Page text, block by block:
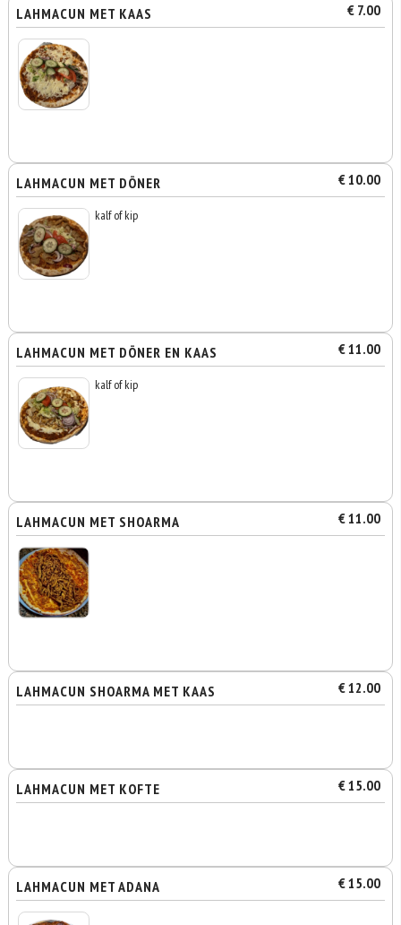
LAHMACUN MET KAAS € 7.00
LAHMACUN MET DÖNER € 10.00
kalf of kip
LAHMACUN MET DÖNER EN KAAS € 11.00
kalf of kip
LAHMACUN MET SHOARMA € 11.00
LAHMACUN SHOARMA MET KAAS € 12.00
LAHMACUN MET KOFTE € 15.00
LAHMACUN MET ADANA € 15.00